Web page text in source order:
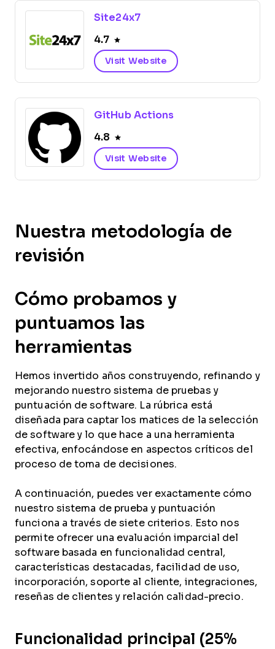
Site24x7
4.7
Visit Website
GitHub Actions
4.8
Visit Website
Nuestra metodología de
revisión
Cómo probamos y
puntuamos las
herramientas
Hemos invertido años construyendo, refinando y
mejorando nuestro sistema de pruebas y
puntuación de software. La rúbrica está
diseñada para captar los matices de la selección
de software y lo que hace a una herramienta
efectiva, enfocándose en aspectos críticos del
proceso de toma de decisiones.
A continuación, puedes ver exactamente cómo
nuestro sistema de prueba y puntuación
funciona a través de siete criterios. Esto nos
permite ofrecer una evaluación imparcial del
software basada en funcionalidad central,
características destacadas, facilidad de uso,
incorporación, soporte al cliente, integraciones,
reseñas de clientes y relación calidad-precio.
Funcionalidad principal (25%